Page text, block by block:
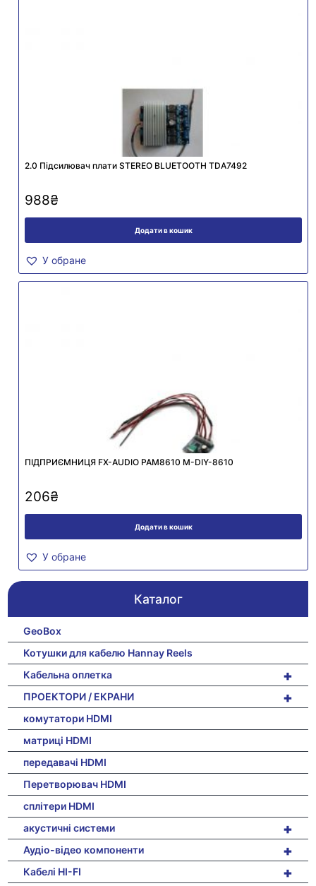
2.0 Підсилювач плати STEREO BLUETOOTH TDA7492
988₴
Додати в кошик
У обране
ПІДПРИЄМНИЦЯ FX-AUDIO PAM8610 M-DIY-8610
206₴
Додати в кошик
У обране
Каталог
GeoBox
Котушки для кабелю Hannay Reels
+
Кабельна оплетка
+
ПРОЕКТОРИ / ЕКРАНИ
комутатори HDMI
матриці HDMI
передавачі HDMI
Перетворювач HDMI
сплітери HDMI
+
акустичні системи
+
Аудіо-відео компоненти
+
Кабелі HI-FI